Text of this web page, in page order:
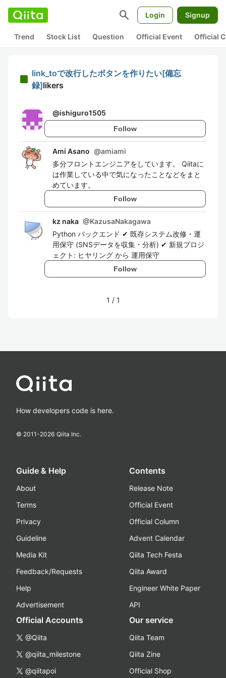
search Login Signup
Trend Stock List Question Official Event Official
link_toで改行したボタンを作りたい[備忘
録]likers
@ishiguro1505
Follow
Ami Asano @amiami
多分フロントエンジニアをしています。 Qiitaに
は作業している中で気になったことなどをまと
めています。
Follow
kz naka @KazusaNakagawa
Python バックエンド ✔︎ 既存システム改修・運
用保守 (SNSデータを収集・分析) ✔︎ 新規プロジ
ェクト: ヒヤリング から 運用保守
Follow
1 / 1
How developers code is here.
© 2011-2026 Qiita Inc.
Guide & Help
About
Terms
Privacy
Guideline
Media Kit
Feedback/Requests
Help
Advertisement
Contents
Release Note
Official Event
Official Column
Advent Calendar
Qiita Tech Festa
Qiita Award
Engineer White Paper
API
Official Accounts
@Qiita
@qiita_milestone
@qiitapoi
Our service
Qiita Team
Qiita Zine
Official Shop